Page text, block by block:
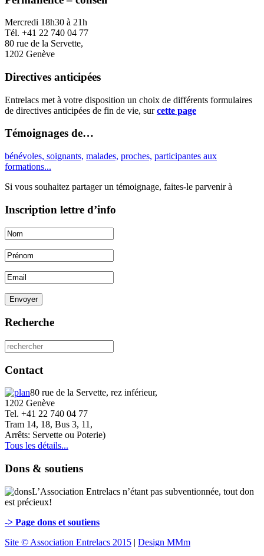
Mercredi 18h30 à 21h
Tél. +41 22 740 04 77
80 rue de la Servette,
1202 Genève
Directives anticipées
Entrelacs met à votre disposition un choix de différents formulaires
de directives anticipées de fin de vie, surcette page
Témoignages de…
bénévoles, soignants, malades, proches, participantes aux
formations...
Si vous souhaitez partager un témoignage, faites-le parvenir à
Inscription lettre d’info
Envoyer
Recherche
Contact
80 rue de la Servette, rez inférieur,
1202 Genève
Tel. +41 22 740 04 77
Tram 14, 18, Bus 3, 11,
Arrêts: Servette ou Poterie)
Tous les détails...
Dons & soutiens
L’Association Entrelacs n’étant pas subventionnée, tout don
est précieux!
-> Page dons et soutiens
Site © Association Entrelacs 2015 | Design MMm